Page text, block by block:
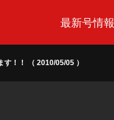
最新号情報
！ （ 2010/05/05 ）